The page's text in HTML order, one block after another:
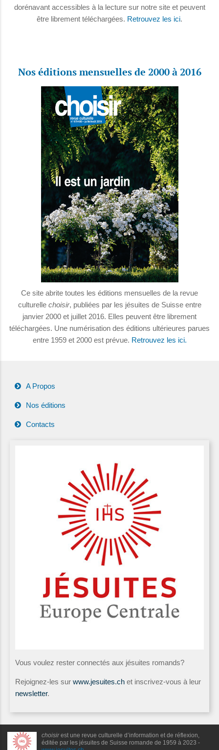
dorénavant accessibles à la lecture sur notre site et peuvent
être librement téléchargées. Retrouvez les ici.
Nos éditions mensuelles de 2000 à 2016
Ce site abrite toutes les éditions mensuelles de la revue
culturelle choisir, publiées par les jésuites de Suisse entre
janvier 2000 et juillet 2016. Elles peuvent être librement
téléchargées. Une numérisation des éditions ultérieures parues
entre 1959 et 2000 est prévue. Retrouvez les ici.
A Propos
Nos éditions
Contacts
Vous voulez rester connectés aux jésuites romands?
Rejoignez-les sur www.jesuites.ch et inscrivez-vous à leur
newsletter.
choisirest une revue culturelle d’information et de réflexion,
éditée par les jésuites de Suisse romande de 1959 à 2023 -